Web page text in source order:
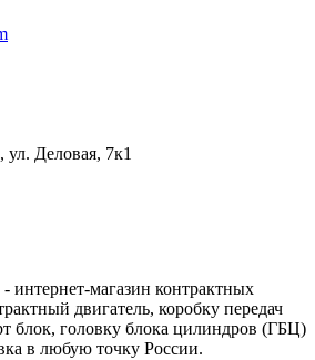
Деловая, 7к1
интернет-магазин контрактных
двигатель, коробку передач
головку блока цилиндров (ГБЦ)
в любую точку России.